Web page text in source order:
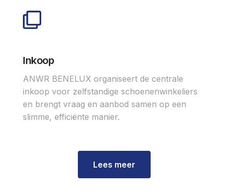
Inkoop
ANWR BENELUX organiseert de centrale
inkoop voor zelfstandige schoenenwinkeliers
en brengt vraag en aanbod samen op een
slimme, efficiënte manier.
Lees meer